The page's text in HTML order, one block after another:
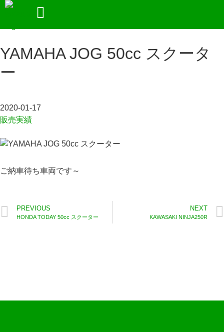
SALES
YAMAHA JOG 50cc スクータ
ー
2020-01-17
販売実績
ご納車待ち車両です～
PREVIOUS
HONDA TODAY 50cc スクーター
NEXT
KAWASAKI NINJA250R